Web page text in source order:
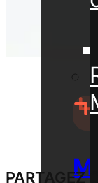
PARTAGEZ